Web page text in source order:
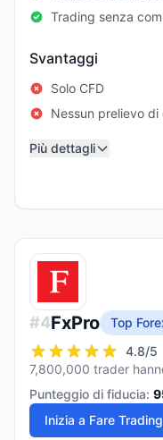
Trading senza
Svantaggi
Solo CFD
Nessun prelievo
Più dettagli
#4FxPro
Top
4.8/5
7,800,000 trader
Punteggio di fiducia:
Inizia a Fare Trading